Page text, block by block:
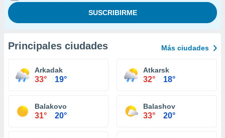
Principales ciudades Más ciudades
Arkadak
33° 19°
Atkarsk
32° 18°
Balakovo
31° 20°
Balashov
33° 20°